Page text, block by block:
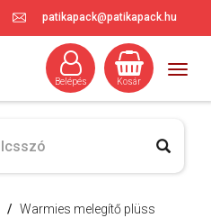
patikapack@patikapack.hu
Kosár
Belépés
/ Warmies melegítő plüss